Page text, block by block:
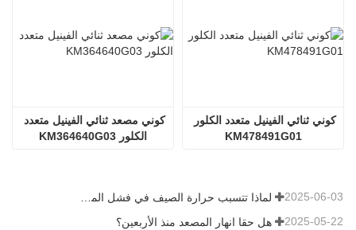
الكلور KM364640G03
KM478491G01
2025-06-03
هل حقا انهار المصعد منذ الأربعين؟ 2025-05-22